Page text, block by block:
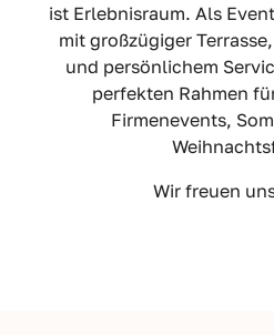
ist Erlebnisraum. Als
mit großzügiger
und persönlichem
perfekten Rahmen
Firmenevents,
Wir freuen